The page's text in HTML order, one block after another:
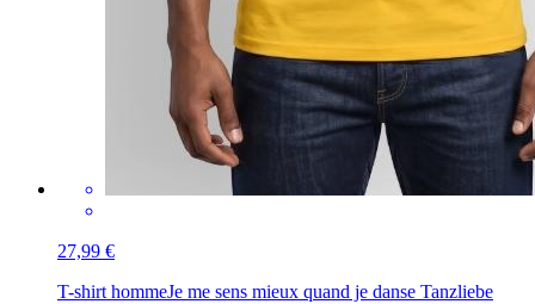
27,99 €
T-shirt hommeJe me sens mieux quand je danse Tanzliebe